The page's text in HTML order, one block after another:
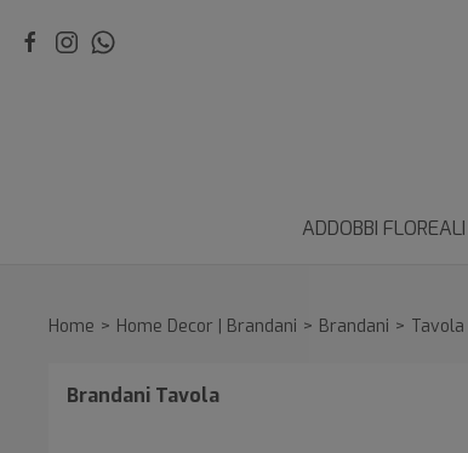
ADDOBBI
Home Home Decor | Brandani Brandani Tavola
Brandani Tavola